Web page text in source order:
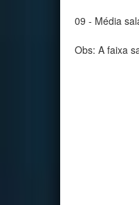
09 - Média
Obs: A faixa